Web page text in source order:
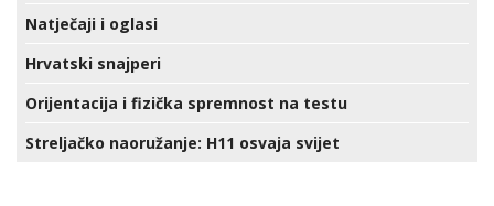
Natječaji i oglasi
Hrvatski snajperi
Orijentacija i fizička spremnost na testu
Streljačko naoružanje: H11 osvaja svijet